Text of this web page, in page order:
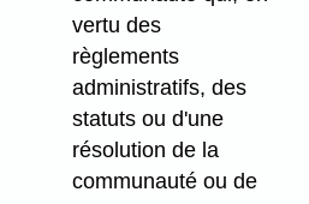
vertu des
règlements
administratifs, des
statuts ou d'une
résolution de la
communauté ou de